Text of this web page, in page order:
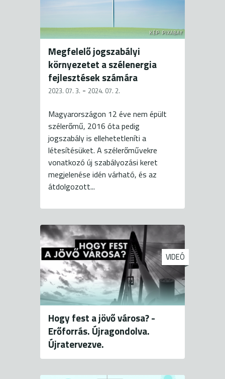
KÉP: PIXABAY
Megfelelő jogszabályi
környezetet a szélenergia
fejlesztések számára
2023. 07. 3. - 2024. 07. 2.
Magyarországon 12 éve nem épült
szélerőmű, 2016 óta pedig
jogszabály is ellehetetleníti a
létesítésüket. A szélerőművekre
vonatkozó új szabályozási keret
megjelenése idén várható, és az
átdolgozott...
VIDEÓ
Hogy fest a jövő városa? -
Erőforrás. Újragondolva.
Újratervezve.